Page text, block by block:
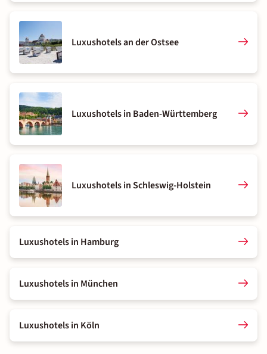
Luxushotels an der Ostsee
Luxushotels in Baden-Württemberg
Luxushotels in Schleswig-Holstein
Luxushotels in Hamburg
Luxushotels in München
Luxushotels in Köln